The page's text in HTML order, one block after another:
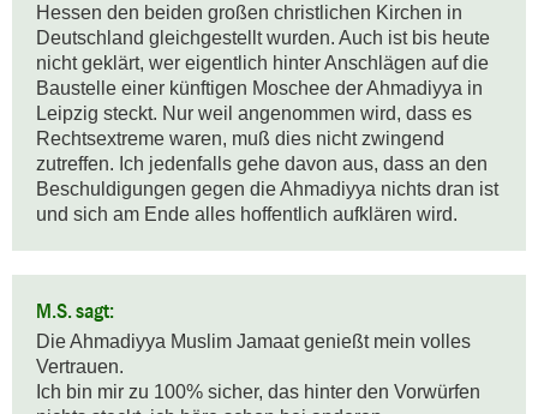
Hessen den beiden großen christlichen Kirchen in
Deutschland gleichgestellt wurden. Auch ist bis heute
nicht geklärt, wer eigentlich hinter Anschlägen auf die
Baustelle einer künftigen Moschee der Ahmadiyya in
Leipzig steckt. Nur weil angenommen wird, dass es
Rechtsextreme waren, muß dies nicht zwingend
zutreffen. Ich jedenfalls gehe davon aus, dass an den
Beschuldigungen gegen die Ahmadiyya nichts dran ist
und sich am Ende alles hoffentlich aufklären wird.
M.S. sagt:
Die Ahmadiyya Muslim Jamaat genießt mein volles
Vertrauen.
Ich bin mir zu 100% sicher, das hinter den Vorwürfen